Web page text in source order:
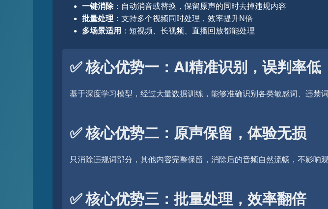
一键消除：自动消音或替换，保留原声的同时去掉违规内容
批量处理 ：支持多个视频同时处理，效率提升N倍
多场景适用 ：短视频、长视频、直播回放都能处理
✅ 核心优势一：AI精准识别，误判率低
基于深度学习模型，经过大量数据训练，能够准确识别各类敏感词、违禁
✅ 核心优势二：原声保留，体验无损
只消除违规词部分，其他内容完整保留，消除后的音频自然流畅，不影响
✅ 核心优势三：批量处理，效率翻倍